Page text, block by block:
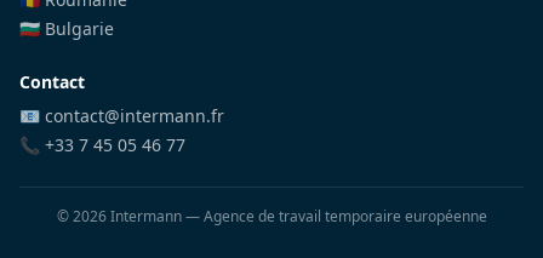
🇧🇬 Bulgarie
Contact
📧 contact@intermann.fr
📞 +33 7 45 05 46 77
©2026Intermann — Agence de travail temporaire européenne